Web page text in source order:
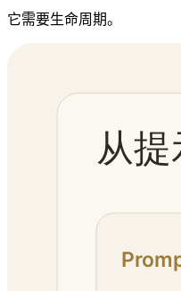
它需要生命周期。